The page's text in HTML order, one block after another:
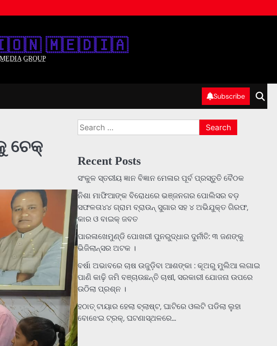
🇲‌🇪‌🇩‌🇮‌🇦‌
G̲R̲O̲U̲P̲
Subscribe
ଚେକ୍
Search
for:
Recent Posts
ସଂକୁଳ ସ୍ତରୀୟ ଜ୍ଞାନ ବିଜ୍ଞାନ ମେଳାର ପୂର୍ବ ପ୍ରସ୍ତୁତି ବୈଠକ
ନିଶା ମାଫିଆଙ୍କ ବିରୋଧରେ ଭଞ୍ଜନଗର ପୋଲିସର ବଡ଼
ସଫଳତା୪୪ ଗ୍ରାମ ବ୍ରାଉନ୍ ସୁଗାର ସହ ୪ ଅଭିଯୁକ୍ତ ଗିରଫ,
କାର ଓ ବାଇକ୍ ଜବତ
ପାରଳାଖେମୁଣ୍ଡି ପୋଖରୀ ପୁନରୁଦ୍ଧାର ଦୁର୍ନୀତି: ୩ ଜଣଙ୍କୁ
ଭିଜିଲାନ୍ସର ଅଟକ ।
ବର୍ଷା ଅଭାବରେ ଚାଷ ଉଜୁଡ଼ିବା ଆଶଙ୍କା : କୂଅରୁ ମୁଲିଆ ଲଗାଇ
ପାଣି କାଢ଼ି ଜମି ବଞ୍ଚାଉଛନ୍ତି ଚାଷୀ, ସରକାରୀ ଯୋଜନା ଉପରେ
ଉଠିଲା ପ୍ରଶ୍ନ ।
ହଠାତ୍‌ ଟାୟାର ହେଲା ବ୍ଲାଷ୍ଟ, ଘାଟିରେ ଓଲଟି ପଡିଲା ଲୁହା
ବୋଝେଇ ଟ୍ରକ୍‌, ଘଟଣାସ୍ଥଳରେ…